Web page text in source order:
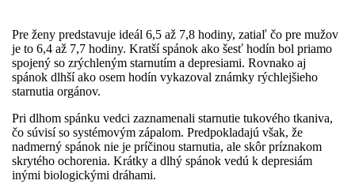
Pre ženy predstavuje ideál 6,5 až 7,8 hodiny, zatiaľ čo pre mužov
je to 6,4 až 7,7 hodiny. Kratší spánok ako šesť hodín bol priamo
spojený so zrýchleným starnutím a depresiami. Rovnako aj
spánok dlhší ako osem hodín vykazoval známky rýchlejšieho
starnutia orgánov.
Pri dlhom spánku vedci zaznamenali starnutie tukového tkaniva,
čo súvisí so systémovým zápalom. Predpokladajú však, že
nadmerný spánok nie je príčinou starnutia, ale skôr príznakom
skrytého ochorenia. Krátky a dlhý spánok vedú k depresiám
inými biologickými dráhami.